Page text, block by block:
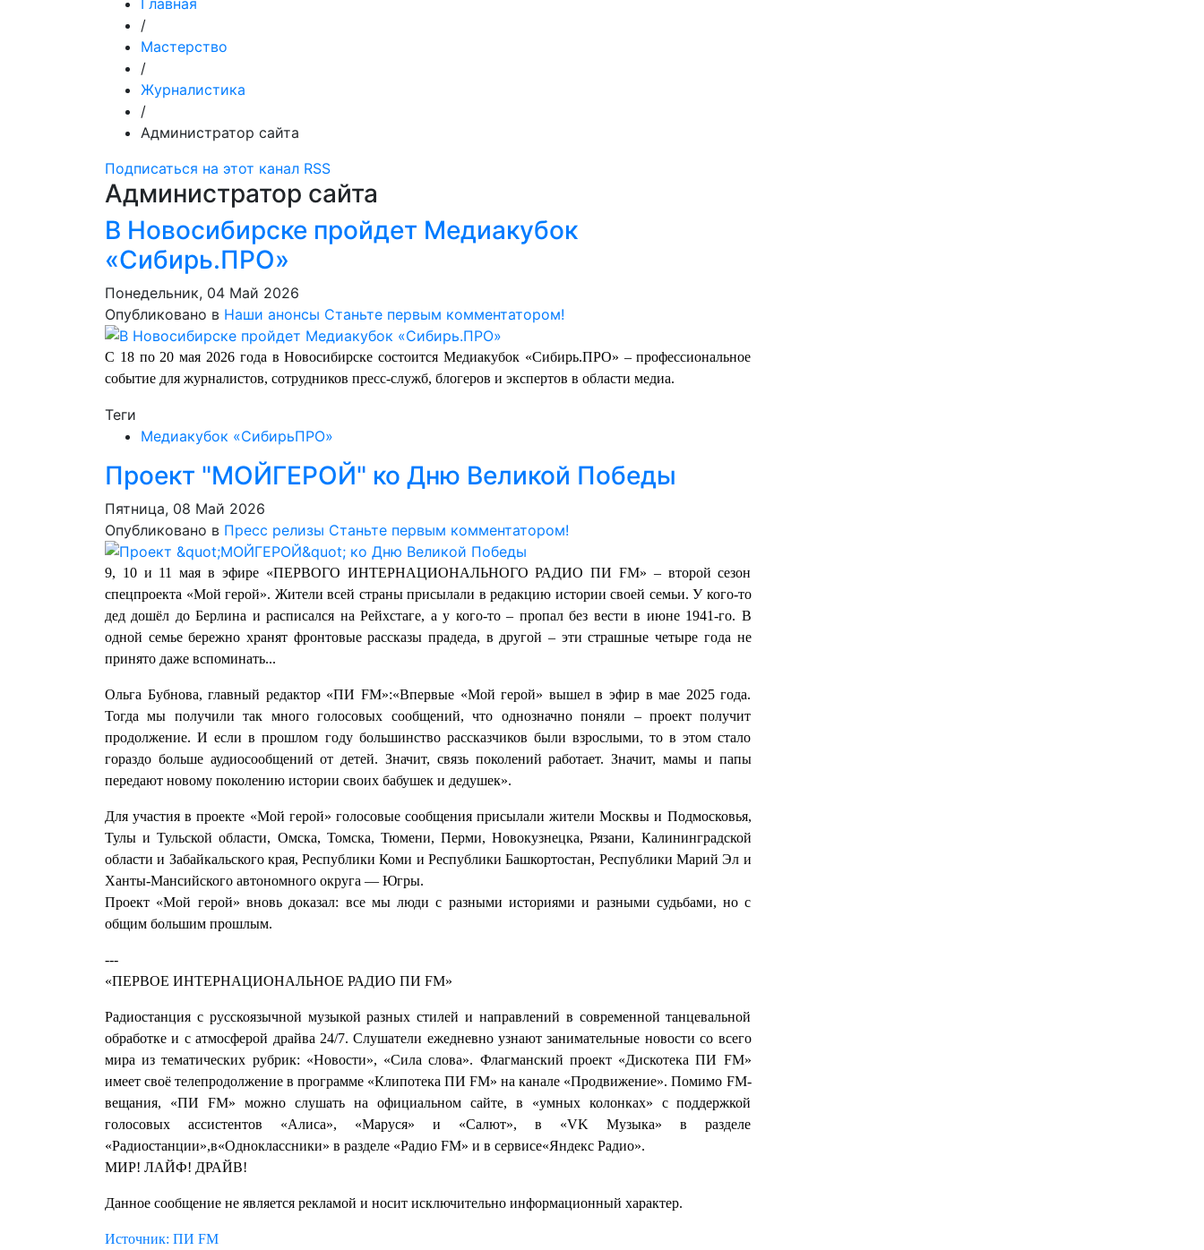
Главная
/
Мастерство
/
Журналистика
/
Администратор сайта
Подписаться на этот канал RSS
Администратор сайта
В Новосибирске пройдет Медиакубок
«Сибирь.ПРО»
Понедельник, 04 Май 2026
Опубликовано в Наши анонсы Станьте первым комментатором!
С 18 по 20 мая 2026 года в Новосибирске состоится Медиакубок «Сибирь.ПРО» – профессиональное
событие для журналистов, сотрудников пресс-служб, блогеров и экспертов в области медиа.
Теги
Медиакубок «СибирьПРО»
Проект "МОЙГЕРОЙ" ко Дню Великой Победы
Пятница, 08 Май 2026
Опубликовано в Пресс релизы Станьте первым комментатором!
9, 10 и 11 мая в эфире «ПЕРВОГО ИНТЕРНАЦИОНАЛЬНОГО РАДИО ПИ FM» – второй сезон
спецпроекта «Мой герой». Жители всей страны присылали в редакцию истории своей семьи. У кого-то
дед дошёл до Берлина и расписался на Рейхстаге, а у кого-то – пропал без вести в июне 1941-го. В
одной семье бережно хранят фронтовые рассказы прадеда, в другой – эти страшные четыре года не
принято даже вспоминать...
Ольга Бубнова, главный редактор «ПИ FM»:«Впервые «Мой герой» вышел в эфир в мае 2025 года.
Тогда мы получили так много голосовых сообщений, что однозначно поняли – проект получит
продолжение. И если в прошлом году большинство рассказчиков были взрослыми, то в этом стало
гораздо больше аудиосообщений от детей. Значит, связь поколений работает. Значит, мамы и папы
передают новому поколению истории своих бабушек и дедушек».
Для участия в проекте «Мой герой» голосовые сообщения присылали жители Москвы и Подмосковья,
Тулы и Тульской области, Омска, Томска, Тюмени, Перми, Новокузнецка, Рязани, Калининградской
области и Забайкальского края, Республики Коми и Республики Башкортостан, Республики Марий Эл и
Ханты-Мансийского автономного округа — Югры.
Проект «Мой герой» вновь доказал: все мы люди с разными историями и разными судьбами, но с
общим большим прошлым.
---
«ПЕРВОЕ ИНТЕРНАЦИОНАЛЬНОЕ РАДИО ПИ FM»
Радиостанция с русскоязычной музыкой разных стилей и направлений в современной танцевальной
обработке и с атмосферой драйва 24/7. Слушатели ежедневно узнают занимательные новости со всего
мира из тематических рубрик: «Новости», «Сила слова». Флагманский проект «Дискотека ПИ FM»
имеет своё телепродолжение в программе «Клипотека ПИ FM» на канале «Продвижение». Помимо FM-
вещания, «ПИ FM» можно слушать на официальном сайте, в «умных колонках» с поддержкой
голосовых ассистентов «Алиса», «Маруся» и «Салют», в «VK Музыка» в разделе
«Радиостанции»,в«Одноклассники» в разделе «Радио FM» и в сервисе«Яндекс Радио».
МИР! ЛАЙФ! ДРАЙВ!
Данное сообщение не является рекламой и носит исключительно информационный характер.
Источник: ПИ FM